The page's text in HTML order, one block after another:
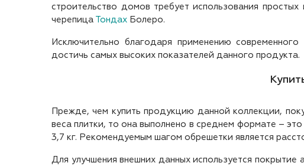
строительство домов требует использования
черепица Тондах Болеро.
Исключительно благодаря применению
достичь самых высоких показателей данного продукта.
Прежде, чем купить продукцию данной коллекции,
веса плитки, то она выполнено в среднем формате –
3,7 кг. Рекомендуемым шагом обрешетки является
Для улучшения внешних данных используется